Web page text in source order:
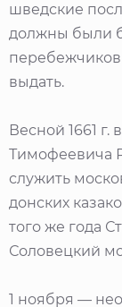
шведские
должны были
перебежчиков
выдать.
Весной 1661 г.
Тимофеевича
служить
донских
того же года
Соловецкий
1 ноября —